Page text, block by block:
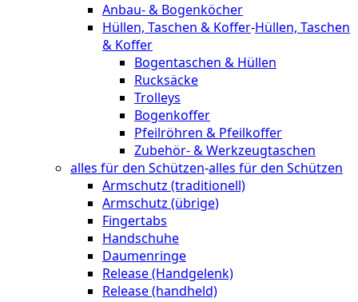
Anbau- & Bogenköcher
Hüllen, Taschen & Koffer-Hüllen, Taschen
& Koffer
Bogentaschen & Hüllen
Rucksäcke
Trolleys
Bogenkoffer
Pfeilröhren & Pfeilkoffer
Zubehör- & Werkzeugtaschen
alles für den Schützen-alles für den Schützen
Armschutz (traditionell)
Armschutz (übrige)
Fingertabs
Handschuhe
Daumenringe
Release (Handgelenk)
Release (handheld)